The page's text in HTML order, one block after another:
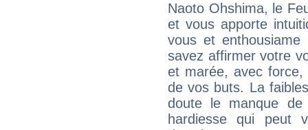
Naoto Ohshima, le
et vous apporte
vous et
savez affirmer votre
et marée, avec
de vos buts. La
doute le manque
hardiesse qui peut